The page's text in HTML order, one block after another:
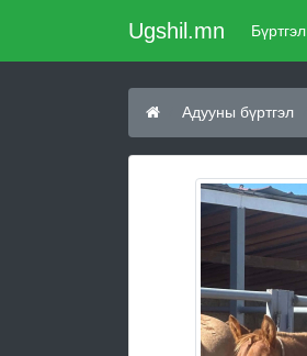
Ugshil.mn Бүртгэл
Адууны бүртгэл